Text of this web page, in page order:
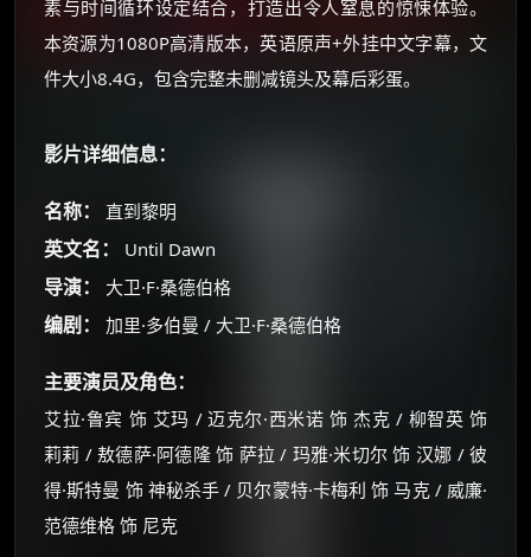
素与时间循环设定结合，打造出令人窒息的惊悚体验。
本资源为1080P高清版本，英语原声+外挂中文字幕，文
件大小8.4G，包含完整未删减镜头及幕后彩蛋。
影片详细信息：
名称： 直到黎明
英文名： Until Dawn
导演： 大卫·F·桑德伯格
编剧： 加里·多伯曼 / 大卫·F·桑德伯格
主要演员及角色：
艾拉·鲁宾 饰 艾玛 / 迈克尔·西米诺 饰 杰克 / 柳智英 饰
莉莉 / 敖德萨·阿德隆 饰 萨拉 / 玛雅·米切尔 饰 汉娜 / 彼
得·斯特曼 饰 神秘杀手 / 贝尔蒙特·卡梅利 饰 马克 / 威廉·
范德维格 饰 尼克